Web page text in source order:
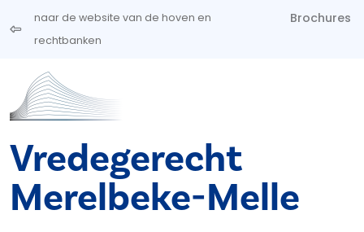
Overslaan en naar de inhoud gaan
naar de website van de hoven en
rechtbanken
Brochures
Vredegerecht
Merelbeke-Melle